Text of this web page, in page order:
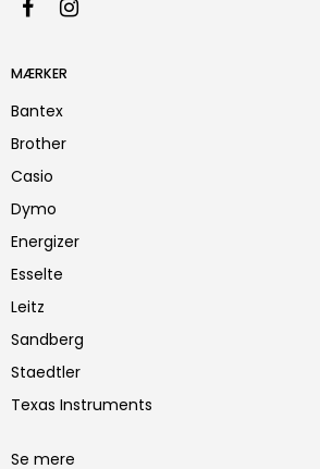
MÆRKER
Bantex
Brother
Casio
Dymo
Energizer
Esselte
Leitz
Sandberg
Staedtler
Texas Instruments
Se mere